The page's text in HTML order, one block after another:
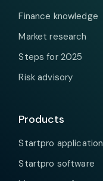
Finance knowledge
Market research
Steps for 2025
Risk advisory
Products
Startpro application
Startpro software